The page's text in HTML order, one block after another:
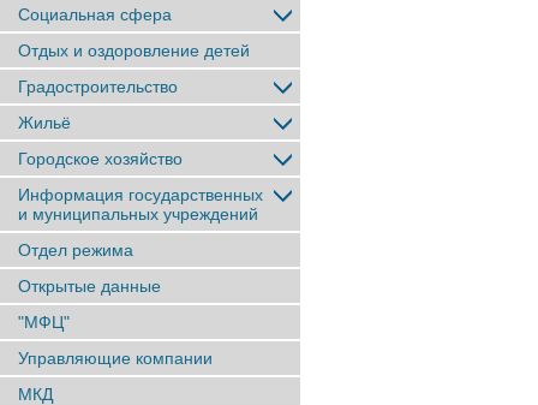
Социальная сфера
Отдых и оздоровление детей
Градостроительство
Жильё
Городское хозяйство
Информация государственных
и муниципальных учреждений
Отдел режима
Открытые данные
"МФЦ"
Управляющие компании
МКД